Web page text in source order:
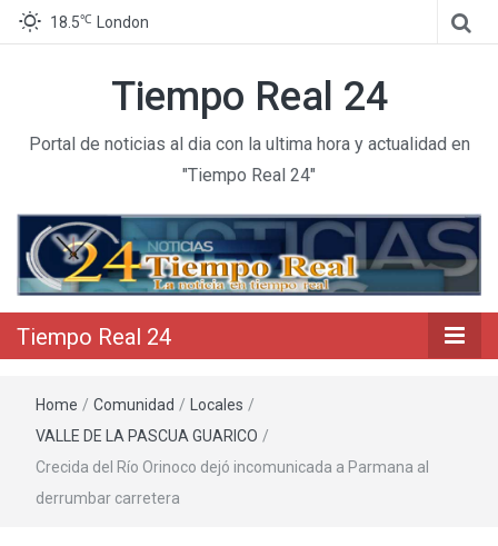
18.5℃ London
Tiempo Real 24
Portal de noticias al dia con la ultima hora y actualidad en
"Tiempo Real 24"
Tiempo Real 24
Home / Comunidad / Locales /
VALLE DE LA PASCUA GUARICO /
Crecida del Río Orinoco dejó incomunicada a Parmana al
derrumbar carretera